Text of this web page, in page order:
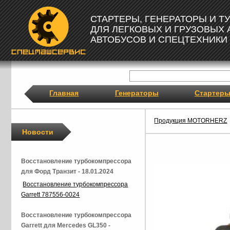
СТАРТЕРЫ, ГЕНЕРАТОРЫ И
ДЛЯ ЛЕГКОВЫХ И ГРУЗОВЫХ
АВТОБУСОВ И СПЕЦТЕХНИКИ
Главная Генераторы Стартеры
Продукция MOTORHERZ
Новости
Восстановление турбокомпрессора
для Форд Транзит - 18.01.2024
Восстановление турбокомпрессора
Garrett 787556-0024
Восстановление турбокомпрессора
Garrett для Mercedes GL350 -